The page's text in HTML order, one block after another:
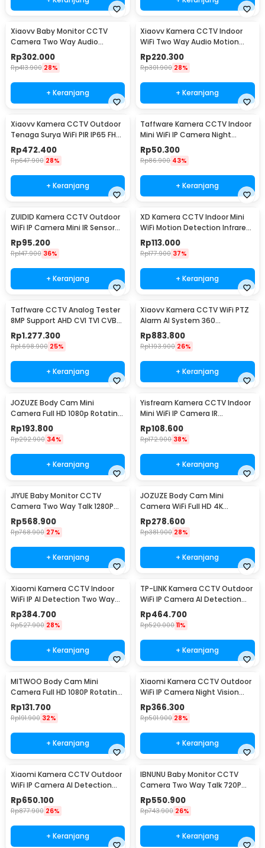
Xiaovv Baby Monitor CCTV
Camera Two Way Audio
Motion Detection WiFi 2K -
XVV-3130S-BM-C1
Rp302.000
Rp413.900 28%
+ Keranjang
Xiaovv Kamera CCTV Indoor
WiFi Two Way Audio Motion
Detection 3MP 2K - XVV-
3630S-Q2
Rp220.300
Rp301.900 28%
+ Keranjang
Xiaovv Kamera CCTV Outdoor
Tenaga Surya WiFi PIR IP65 FHD
2MP 1080P - XVV-1120S-P6 Pro
Rp472.400
Rp647.900 28%
+ Keranjang
Taffware Kamera CCTV Indoor
Mini WiFi IP Camera Night
Vision 2MP 1080P - A9NV
Rp50.300
Rp86.900 43%
+ Keranjang
ZUIDID Kamera CCTV Outdoor
WiFi IP Camera Mini IR Sensor
1MP 720P - X10
Rp95.200
Rp147.900 36%
+ Keranjang
XD Kamera CCTV Indoor Mini
WiFi Motion Detection Infrared
2MP 1080P - X15
Rp113.000
Rp177.900 37%
+ Keranjang
Taffware CCTV Analog Tester
8MP Support AHD CVI TVI CVBS
HDMI VGA - IV8W
Rp1.277.300
Rp1.698.900 25%
+ Keranjang
Xiaovv Kamera CCTV WiFi PTZ
Alarm AI System 360
Panoramic 2K 5MP H.265 - Q11
Rp883.800
Rp1.193.900 26%
+ Keranjang
JOZUZE Body Cam Mini
Camera Full HD 1080p Rotating
Lens 1000mAh - L11
Rp193.800
Rp292.900 34%
+ Keranjang
Yisfream Kamera CCTV Indoor
Mini WiFi IP Camera IR
Detection 1MP 480P - Y-36
Rp108.600
Rp172.900 38%
+ Keranjang
JIYUE Baby Monitor CCTV
Camera Two Way Talk 1280P
1500 mAh - ABM-900
Rp568.900
Rp768.900 27%
+ Keranjang
JOZUZE Body Cam Mini
Camera WiFi Full HD 4K
Rotating Lens 1000mAh - L11
Rp278.600
Rp381.900 28%
+ Keranjang
Xiaomi Kamera CCTV Indoor
WiFi IP AI Detection Two Way
Audio 3MP 2K - C300
Rp384.700
Rp527.900 28%
+ Keranjang
TP-LINK Kamera CCTV Outdoor
WiFi IP Camera AI Detection
IP65 4MP 1080P - Tapo C500
Rp464.700
Rp520.000 11%
+ Keranjang
MITWOO Body Cam Mini
Camera Full HD 1080P Rotating
Lens 400mAh - D3
Rp131.700
Rp191.900 32%
+ Keranjang
Xiaomi Kamera CCTV Outdoor
WiFi IP Camera Night Vision
IP65 2MP 1080P - AW200
Rp366.300
Rp501.900 28%
+ Keranjang
Xiaomi Kamera CCTV Outdoor
WiFi IP Camera AI Detection
IP66 4MP 2.5K - CW300
Rp650.100
Rp877.900 26%
+ Keranjang
IBNUNU Baby Monitor CCTV
Camera Two Way Talk 720P
2000 mAh - ABM600
Rp550.900
Rp743.900 26%
+ Keranjang